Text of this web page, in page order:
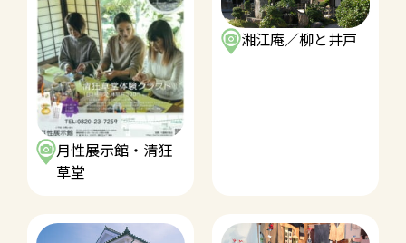
月性展示館・清狂
草堂
湘江庵／柳と井戸